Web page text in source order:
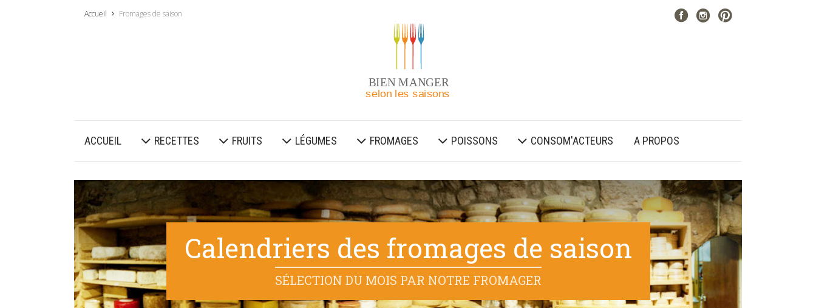
Accueil Fromages de saison
ACCUEIL RECETTES FRUITS LÉGUMES FROMAGES POISSONS CONSOM'ACTEURS A PROPOS
Calendriers des fromages de saison
SÉLECTION DU MOIS PAR NOTRE FROMAGER